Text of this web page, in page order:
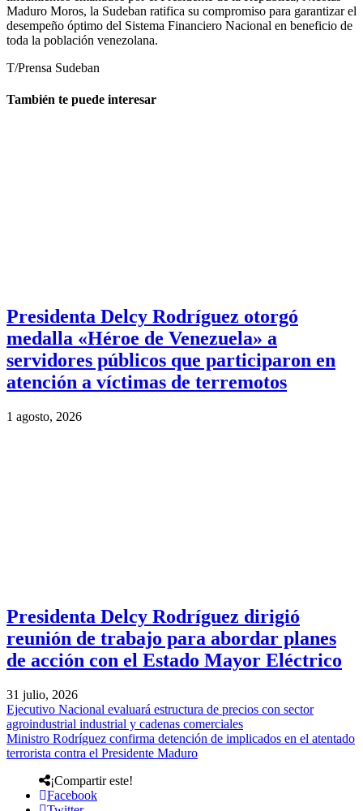
Maduro Moros, la Sudeban ratifica su compromiso para garantizar el
desempeño óptimo del Sistema Financiero Nacional en beneficio de
toda la población venezolana.
T/Prensa Sudeban
También te puede interesar
Presidenta Delcy Rodríguez otorgó
medalla «Héroe de Venezuela» a
servidores públicos que participaron en
atención a víctimas de terremotos
1 agosto, 2026
Presidenta Delcy Rodríguez dirigió
reunión de trabajo para abordar planes
de acción con el Estado Mayor Eléctrico
31 julio, 2026
Ejecutivo Nacional evaluará estructura de precios con sector
agroindustrial industrial y cadenas comerciales
Ministro Rodríguez confirma detención de implicados en el atentado
terrorista contra el Presidente Maduro
¡Compartir este!
Facebook